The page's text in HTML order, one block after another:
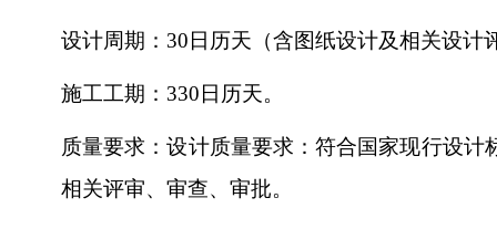
设计周期： 30日历天（含图纸设计及相关设计
施工工期： 330日历天。
质量要求：设计质量要求：符合国家现行设
相关评审、审查、审批。